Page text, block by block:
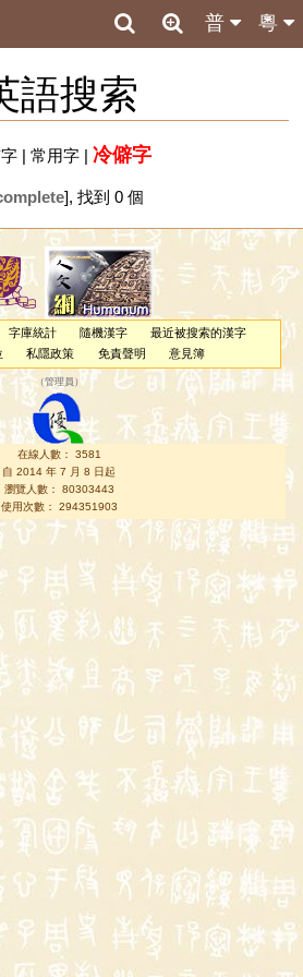
粵
普
語搜索
| 常用字| 冷僻字
], 找到 0 個
字庫統計 隨機漢字
最近被搜索的漢字
私隱政策 免責聲明 意見簿
（管理員 ）
在線人數： 3581
自 2014 年 7 月 8 日起
瀏覽人數： 80303443
使用次數： 294351903